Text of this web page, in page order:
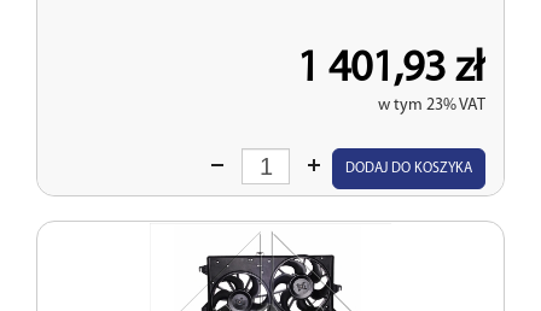
1 401,93 zł
w tym 23% VAT
Wprowadź
DODAJ DO KOSZYKA